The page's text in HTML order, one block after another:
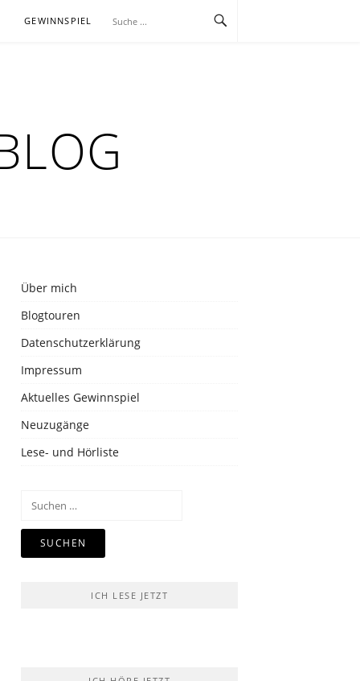
GEWINNSPIEL
Über mich
Blogtouren
Datenschutzerklärung
Impressum
Aktuelles Gewinnspiel
Neuzugänge
Lese- und Hörliste
Suchen
ICH LESE JETZT